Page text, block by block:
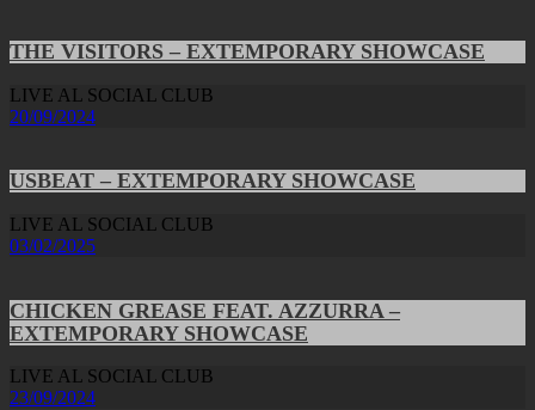
THE VISITORS – EXTEMPORARY SHOWCASE
LIVE AL SOCIAL CLUB
20/09/2024
USBEAT – EXTEMPORARY SHOWCASE
LIVE AL SOCIAL CLUB
03/02/2025
CHICKEN GREASE FEAT. AZZURRA –
EXTEMPORARY SHOWCASE
LIVE AL SOCIAL CLUB
23/09/2024